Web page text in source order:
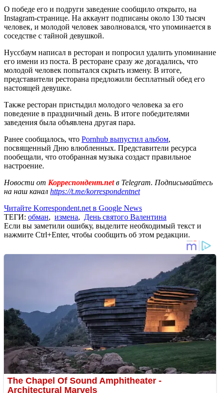
О победе его и подруги заведение сообщило открыто, на
Instagram-странице. На аккаунт подписаны около 130 тысяч
человек, и молодой человек заволновался, что упоминается в
соседстве с тайной девушкой.
Нуссбаум написал в ресторан и попросил удалить упоминание
его имени из поста. В ресторане сразу же догадались, что
молодой человек попытался скрыть измену. В итоге,
представители ресторана предложили бесплатный обед его
настоящей девушке.
Также ресторан пристыдил молодого человека за его
поведение в праздничный день. В итоге победителями
заведения была объявлена другая пара.
Ранее сообщалось, что Pornhub выпустил альбом,
посвященный Дню влюбленных. Представители ресурса
пообещали, что отобранная музыка создаст правильное
настроение.
Новости от Корреспондент.netв Telegram. Подписывайтесь
на наш канал https://t.me/korrespondentnet
Читайте Korrespondent.net в Google News
ТЕГИ: обман, измена, День святого Валентина
Если вы заметили ошибку, выделите необходимый текст и
нажмите Ctrl+Enter, чтобы сообщить об этом редакции.